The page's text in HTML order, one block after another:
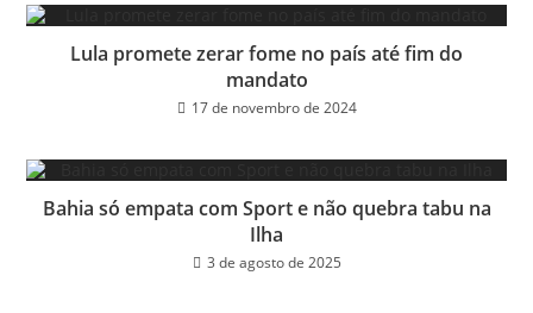
Lula promete zerar fome no país até fim do
mandato
17 de novembro de 2024
Bahia só empata com Sport e não quebra tabu na
Ilha
3 de agosto de 2025